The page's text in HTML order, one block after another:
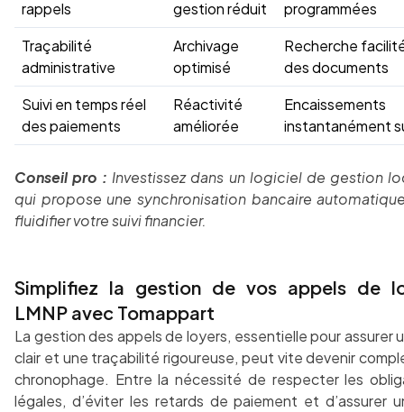
rappels gestion réduit
programmées
Traçabilité
administrative
Archivage
optimisé
Recherche
des documents
Suivi en temps réel
des paiements
Réactivité
améliorée
Encaissements
instantanément
Conseil pro : Investissez dans un logiciel de gestion
qui propose une synchronisation bancaire
fluidifier votre suivi financier.
Simplifiez la gestion de vos appels de
LMNP avec Tomappart
La gestion des appels de loyers, essentielle pour assurer
clair et une traçabilité rigoureuse, peut vite devenir
chronophage. Entre la nécessité de respecter les
légales, d’éviter les retards de paiement et d’assurer